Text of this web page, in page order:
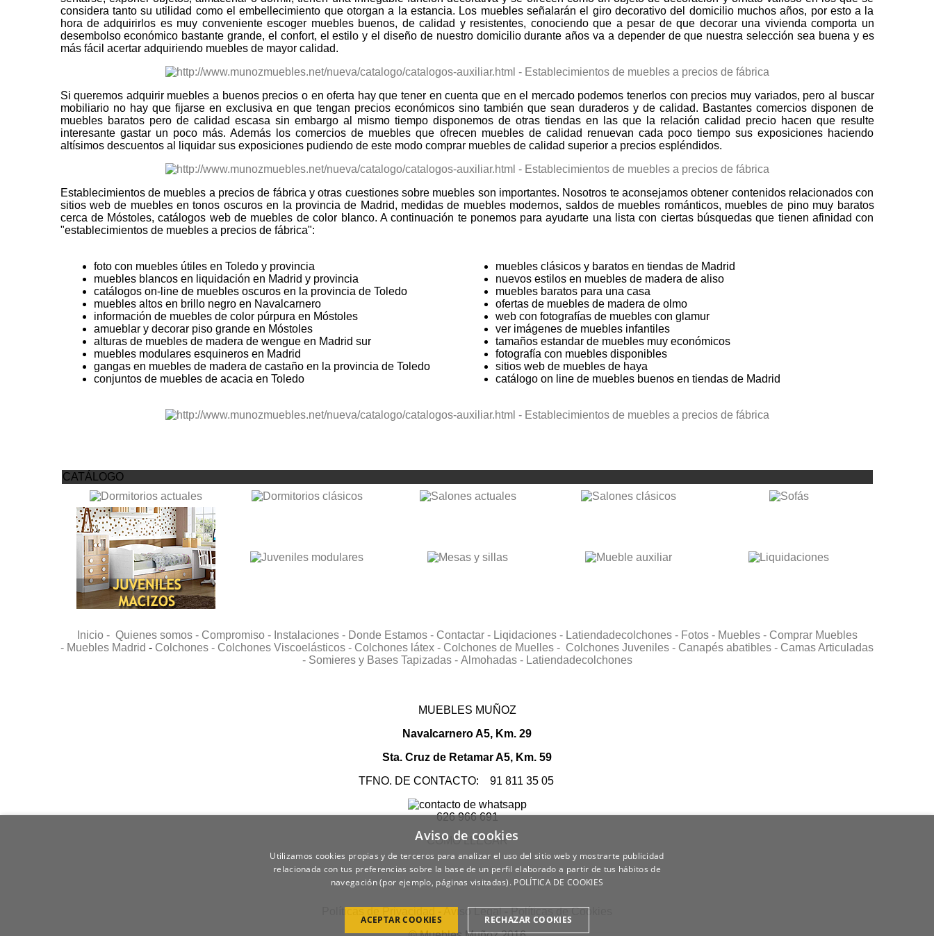
considera tanto su utilidad como el embellecimiento que otorgan a la estancia. Los muebles señalarán el giro decorativo del domicilio muchos años, por esto a la
hora de adquirirlos es muy conveniente escoger muebles buenos, de calidad y resistentes, conociendo que a pesar de que decorar una vivienda comporta un
desembolso económico bastante grande, el confort, el estilo y el diseño de nuestro domicilio durante años va a depender de que nuestra selección sea buena y es
más fácil acertar adquiriendo muebles de mayor calidad.
Si queremos adquirir muebles a buenos precios o en oferta hay que tener en cuenta que en el mercado podemos tenerlos con precios muy variados, pero al buscar
mobiliario no hay que fijarse en exclusiva en que tengan precios económicos sino también que sean duraderos y de calidad. Bastantes comercios disponen de
muebles baratos pero de calidad escasa sin embargo al mismo tiempo disponemos de otras tiendas en las que la relación calidad precio hacen que resulte
interesante gastar un poco más. Además los comercios de muebles que ofrecen muebles de calidad renuevan cada poco tiempo sus exposiciones haciendo
altísimos descuentos al liquidar sus exposiciones pudiendo de este modo comprar muebles de calidad superior a precios espléndidos.
Establecimientos de muebles a precios de fábrica y otras cuestiones sobre muebles son importantes. Nosotros te aconsejamos obtener contenidos relacionados con
sitios web de muebles en tonos oscuros en la provincia de Madrid, medidas de muebles modernos, saldos de muebles románticos, muebles de pino muy baratos
cerca de Móstoles, catálogos web de muebles de color blanco. A continuación te ponemos para ayudarte una lista con ciertas búsquedas que tienen afinidad con
"establecimientos de muebles a precios de fábrica":
foto con muebles útiles en Toledo y provincia
muebles blancos en liquidación en Madrid y provincia
catálogos on-line de muebles oscuros en la provincia de Toledo
muebles altos en brillo negro en Navalcarnero
información de muebles de color púrpura en Móstoles
amueblar y decorar piso grande en Móstoles
alturas de muebles de madera de wengue en Madrid sur
muebles modulares esquineros en Madrid
gangas en muebles de madera de castaño en la provincia de Toledo
conjuntos de muebles de acacia en Toledo
muebles clásicos y baratos en tiendas de Madrid
nuevos estilos en muebles de madera de aliso
muebles baratos para una casa
ofertas de muebles de madera de olmo
web con fotografías de muebles con glamur
ver imágenes de muebles infantiles
tamaños estandar de muebles muy económicos
fotografía con muebles disponibles
sitios web de muebles de haya
catálogo on line de muebles buenos en tiendas de Madrid
CATÁLOGO
Inicio - Quienes somos - Compromiso - Instalaciones - Donde Estamos - Contactar - Liqidaciones - Latiendadecolchones - Fotos - Muebles - Comprar Muebles
- Muebles Madrid - Colchones - Colchones Viscoelásticos - Colchones látex - Colchones de Muelles - Colchones Juveniles - Canapés abatibles - Camas Articuladas
- Somieres y Bases Tapizadas - Almohadas - Latiendadecolchones
MUEBLES MUÑOZ
Navalcarnero A5, Km. 29
Sta. Cruz de Retamar A5, Km. 59
TFNO. DE CONTACTO: 91 811 35 05
626 966 691
COMO LLEGAR
- Aviso Legal-Políticas de Cookies
Aviso de cookies
Utilizamos cookies propias y de terceros para analizar el uso del sitio web y mostrarte publicidad
relacionada con tus preferencias sobre la base de un perfil elaborado a partir de tus hábitos de
navegación (por ejemplo, páginas visitadas). POLÍTICA DE COOKIES
ACEPTAR COOKIES RECHAZAR COOKIES